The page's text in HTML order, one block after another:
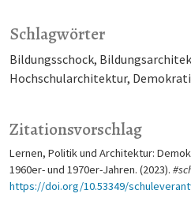
Schlagwörter
Bildungsschock
Hochschularchitektur
Zitationsvorschlag
Lernen, Politik und Architektur:
1960er- und 1970er-Jahren. (2023).
https://doi.org/10.53349/